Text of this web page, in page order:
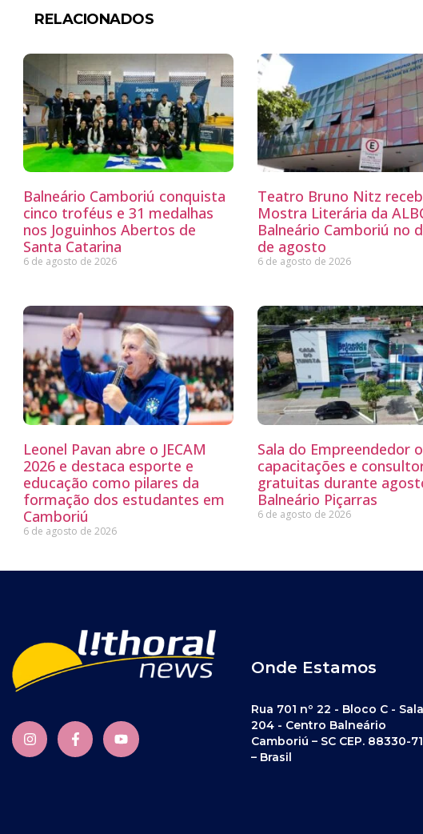
RELACIONADOS
Balneário Camboriú conquista
cinco troféus e 31 medalhas
nos Joguinhos Abertos de
Santa Catarina
6 de agosto de 2026
Teatro Bruno Nitz
Mostra Literária da
Balneário Camboriú no
de agosto
6 de agosto de 2026
Leonel Pavan abre o JECAM
2026 e destaca esporte e
educação como pilares da
formação dos estudantes em
Camboriú
6 de agosto de 2026
Sala do Empreendedor
capacitações e
gratuitas durante
Balneário Piçarras
6 de agosto de 2026
Onde Estamos
Rua 701 nº 22 - Bloco C - Sala
204 - Centro Balneário
Camboriú – SC CEP. 88330-
– Brasil